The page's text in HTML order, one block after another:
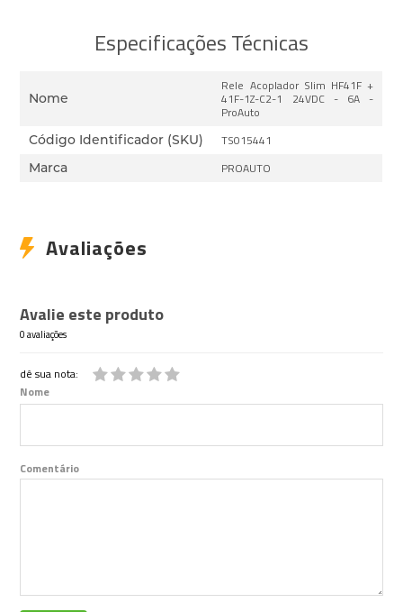
Especificações Técnicas
Nome
Rele Acoplador Slim HF41F +
41F-1Z-C2-1 24VDC - 6A -
ProAuto
Código Identificador (SKU) TS015441
Marca PROAUTO
Avaliações
Avalie este produto
0 avaliações
dê sua nota:
Nome
Comentário